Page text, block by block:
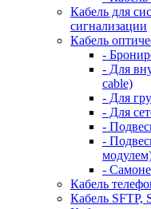
Кабель для
сигнализации
Кабель
-
- Для
cable)
- Для
- Для
-
-
-
Кабель
Кабель SFTP,